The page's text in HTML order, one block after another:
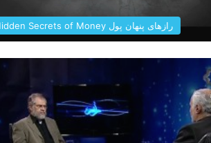
رازهای پنهان پول Hidden Secrets of Money